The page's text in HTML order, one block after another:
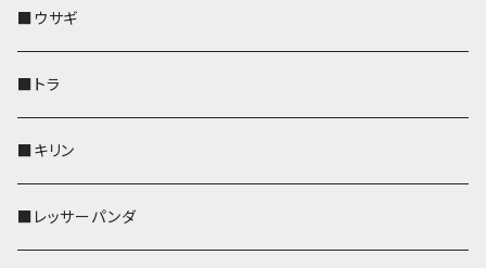
その他
その他
靴下・ミニタオル
財布
その他
その他
財布
その他
リール付きストラップ
リールのみ
ストラップ付
財布
ストラップ付
キーケース
ペンホルダー
AppleWatchバンド
L字ファスナー財布
Apple Watchバンド
■ウサギ
■トラ
■キリン
■レッサーパンダ